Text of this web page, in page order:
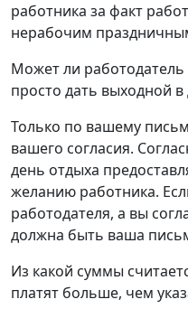
работника за факт
нерабочим
Может ли
просто дать выходной в
Только по вашему
вашего согласия.
день отдыха
желанию работника.
работодателя, а вы
должна быть ваша
Из какой суммы
платят больше, чем